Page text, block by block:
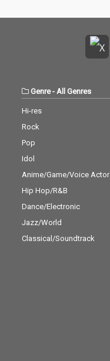
Genre- All Genres
Hi-res
Rock
Pop
Idol
Anime/Game/Voice Actor
Hip Hop/R&B
Dance/Electronic
Jazz/World
Classical/Soundtrack